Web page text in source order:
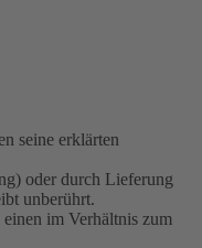
seine erklärten
oder durch Lieferung
unberührt.
im Verhältnis zum